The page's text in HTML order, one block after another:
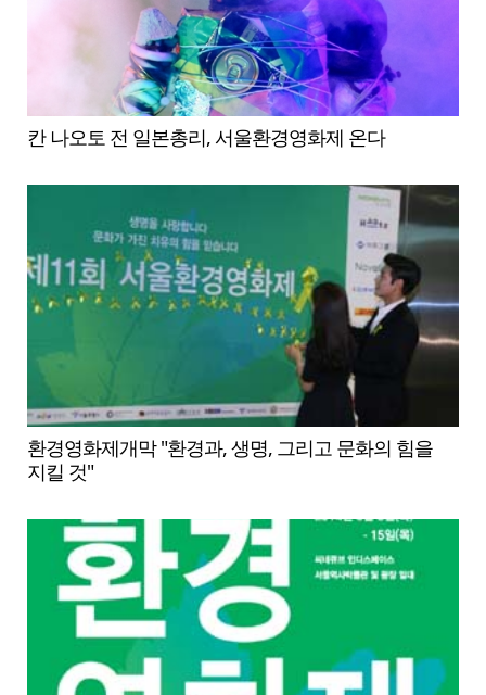
칸 나오토 전 일본총리, 서울환경영화제 온다
환경영화제개막 "환경과, 생명, 그리고 문화의 힘을
지킬 것"